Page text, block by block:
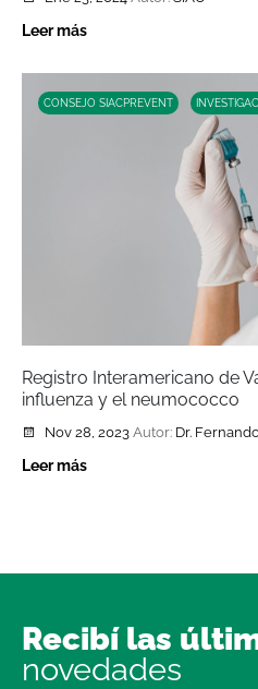
Leer más
CONSEJO SIACPREVENT
Registro Interamericano de
influenza y el neumococco
Nov 28, 2023 Autor: Dr.
Leer más
Recibí las
novedades